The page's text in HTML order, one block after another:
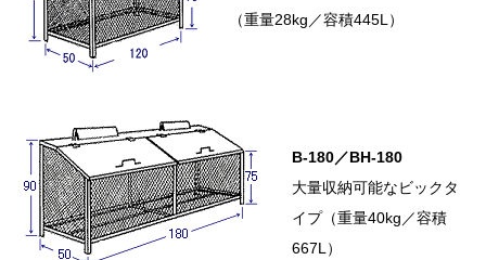
（重量28kg／容積445L）
B-180／BH-180
大量収納可能なビックタ
イプ（重量40kg／容積
667L）